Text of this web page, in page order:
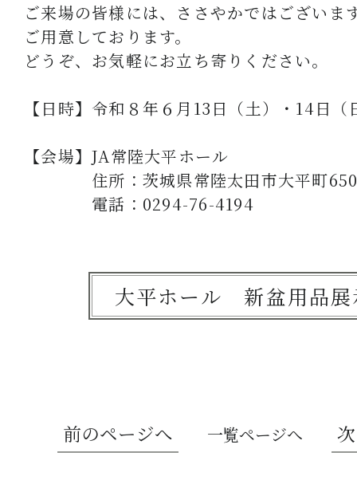
ご来場の皆様には、ささやかではございま
ご用意しております。
どうぞ、お気軽にお立ち寄りください。
【日時】令和８年６月13日（土）・14日
【会場】JA常陸大平ホール
住所：茨城県常陸太田市大平町
電話：0294-76-4194
大平ホール 新盆用品展
前のページへ 一覧ページへ